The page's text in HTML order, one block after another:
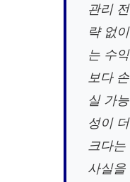
관리 전
략 없이
는 수익
보다 손
실 가능
성이 더
크다는
사실을